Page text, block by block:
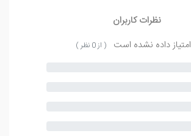
نظرات کاربران
امتیاز داده نشده است
( از 0 نظر )